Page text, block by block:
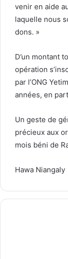
venir en aide
laquelle nous
dons. »
D’un montant
opération
par l’ONG
années, en
Un geste de
précieux aux
mois béni de
Hawa Niangaly